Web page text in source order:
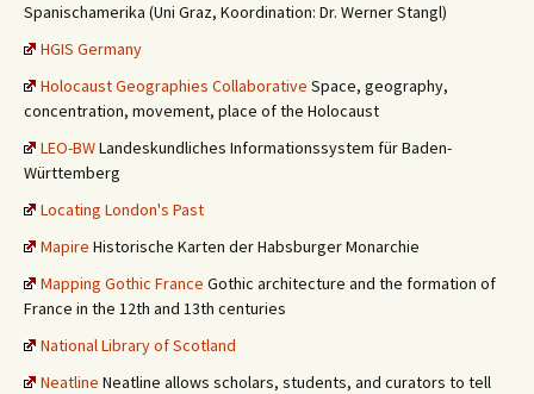
Spanischamerika (Uni Graz, Koordination: Dr. Werner Stangl)
HGIS Germany
Holocaust Geographies Collaborative Space, geography,
concentration, movement, place of the Holocaust
LEO-BWLandeskundliches Informationssystem für Baden-
Württemberg
Locating London's Past
Mapire Historische Karten der Habsburger Monarchie
Mapping Gothic France Gothic architecture and the formation of
France in the 12th and 13th centuries
National Library of Scotland
Neatline Neatline allows scholars, students, and curators to tell